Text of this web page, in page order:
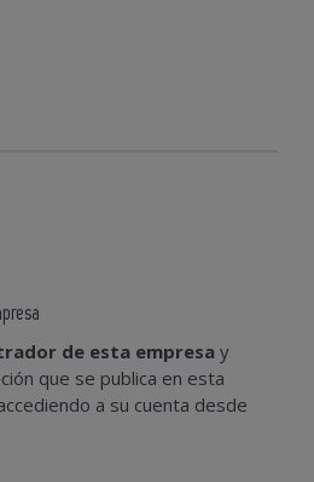
de esta empresay
que se publica en esta
a su cuenta desde